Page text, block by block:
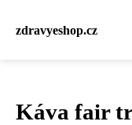
zdravyeshop.cz
Káva fair